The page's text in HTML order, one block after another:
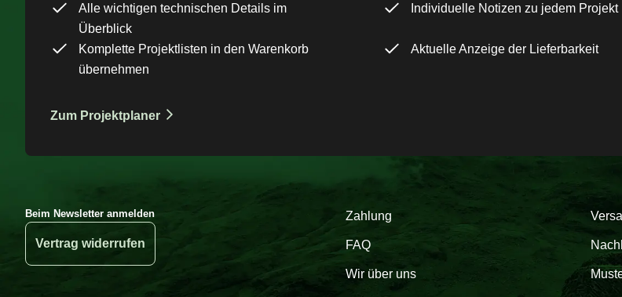
Alle wichtigen technischen Details im
Überblick
Individuelle Notizen zu jedem Projekt
Komplette Projektlisten in den Warenkorb
übernehmen
Aktuelle Anzeige der Lieferbarkeit
Zum Projektplaner
Beim Newsletter anmelden
Vertrag widerrufen
Zahlung
FAQ
Wir über uns